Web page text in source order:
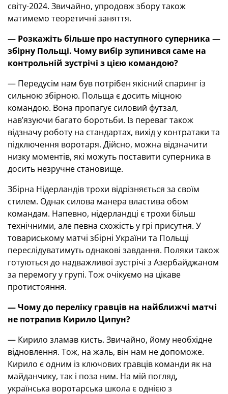
світу-2024. Звичайно, упродовж збору також
матимемо теоретичні заняття.
— Розкажіть більше про наступного суперника —
збірну Польщі. Чому вибір зупинився саме на
контрольній зустрічі з цією командою?
— Передусім нам був потрібен якісний спаринг із
сильною збірною. Польща є досить міцною
командою. Вона пропагує силовий футзал,
нав’язуючи багато боротьби. Із переваг також
відзначу роботу на стандартах, вихід у контратаки та
підключення воротаря. Дійсно, можна відзначити
низку моментів, які можуть поставити суперника в
досить незручне становище.
Збірна Нідерландів трохи відрізняється за своїм
стилем. Однак силова манера властива обом
командам. Напевно, нідерландці є трохи більш
технічними, але певна схожість у грі присутня. У
товариському матчі збірні України та Польщі
переслідуватимуть однакові завдання. Поляки також
готуються до надважливої зустрічі з Азербайджаном
за перемогу у групі. Тож очікуємо на цікаве
протистояння.
— Чому до переліку гравців на найближчі матчі
не потрапив Кирило Ципун?
— Кирило зламав кисть. Звичайно, йому необхідне
відновлення. Тож, на жаль, він нам не допоможе.
Кирило є одним із ключових гравців команди як на
майданчику, так і поза ним. На мій погляд,
українська воротарська школа є однією з